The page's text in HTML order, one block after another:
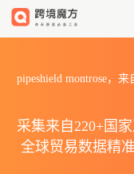
pipeshield montrose，
采集来自220+国
全球贸易数据精